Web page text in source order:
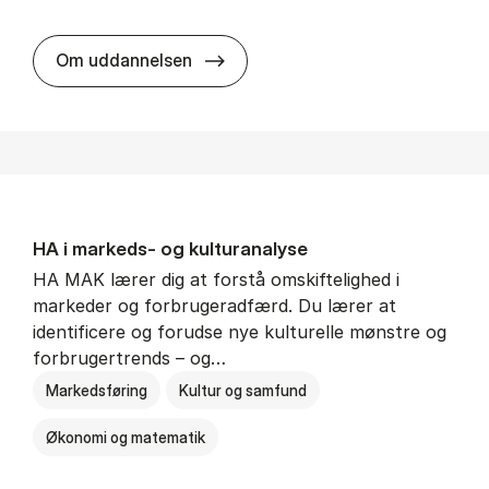
Om uddannelsen HA al­men erhvervs­økonomi
HA i mar­keds- og kul­tu­r­a­na­ly­se
HA MAK lærer dig at forstå omskiftelighed i
markeder og forbrugeradfærd. Du lærer at
identificere og forudse nye kulturelle mønstre og
forbrugertrends – og…
Markedsføring Kultur og samfund
Økonomi og matematik